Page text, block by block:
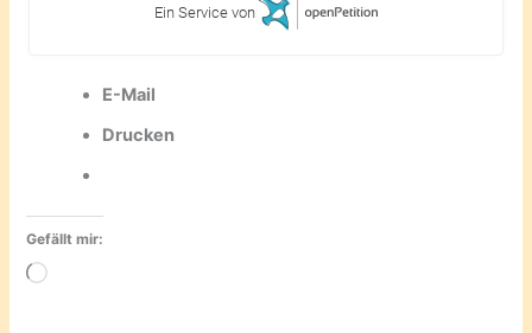
Ein Service von
E-Mail
Drucken
Gefällt mir:
Wird